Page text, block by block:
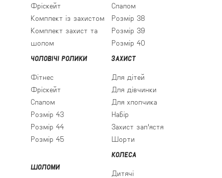
Фріскейт
Комплект із захистом
Комплект захист та
шолом
Слалом
Розмір 38
Розмір 39
Розмір 40
ЧОЛОВІЧІ РОЛИКИ
Фітнес
Фріскейт
Слалом
Розмір 43
Розмір 44
Розмір 45
ЗАХИСТ
Для дітей
Для дівчинки
Для хлопчика
Набір
Захист зап'ястя
Шорти
ШОЛОМИ
КОЛЕСА
Дитячі